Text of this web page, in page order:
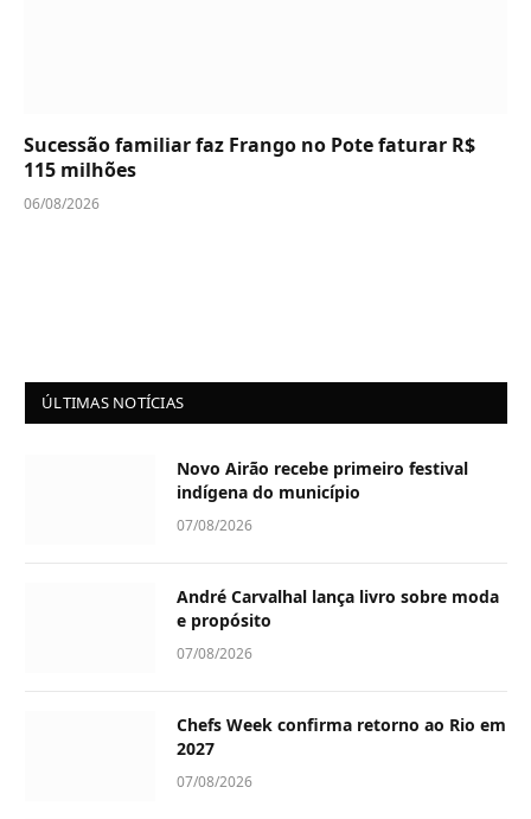
Sucessão familiar faz Frango no Pote faturar R$
115 milhões
06/08/2026
ÚLTIMAS NOTÍCIAS
Novo Airão recebe primeiro festival
indígena do município
07/08/2026
André Carvalhal lança livro sobre moda
e propósito
07/08/2026
Chefs Week confirma retorno ao Rio em
2027
07/08/2026